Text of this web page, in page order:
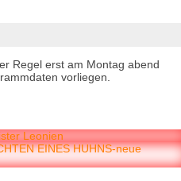
Regel erst am Montag abend
vorliegen.